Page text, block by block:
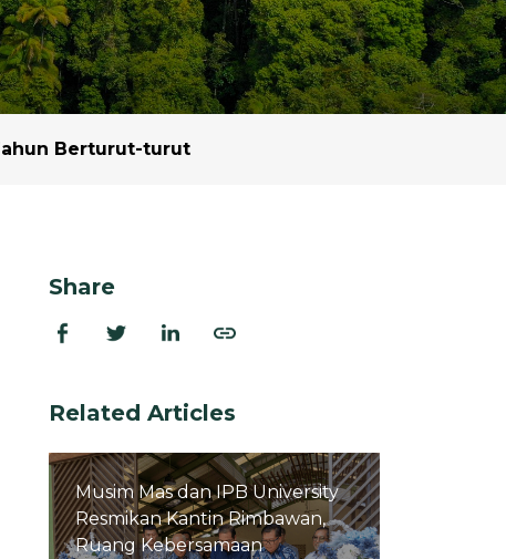
Ekstraksi
Program
Berturut-turut
Share
Related Articles
Musim Mas dan IPB University
Resmikan Kantin Rimbawan,
Ruang Kebersamaan